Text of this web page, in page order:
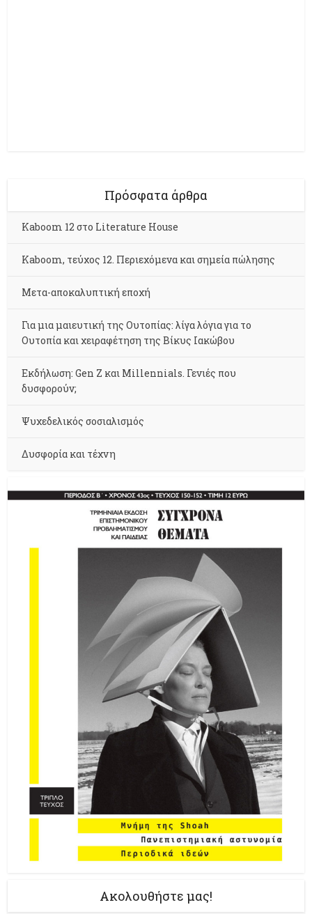
Πρόσφατα άρθρα
Kaboom 12 στο Literature House
Kaboom, τεύχος 12. Περιεχόμενα και σημεία πώλησης
Μετα-αποκαλυπτική εποχή
Για μια μαιευτική της Ουτοπίας: λίγα λόγια για το
Ουτοπία και χειραφέτηση της Βίκυς Ιακώβου
Εκδήλωση: Gen Z και Millennials. Γενιές που
δυσφορούν;
Ψυχεδελικός σοσιαλισμός
Δυσφορία και τέχνη
Ακολουθήστε μας!